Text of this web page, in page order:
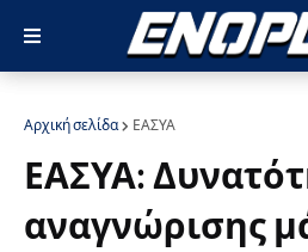
Αρχική σελίδα ΕΑΣΥΑ
ΕΑΣΥΑ:
αναγνώρισης